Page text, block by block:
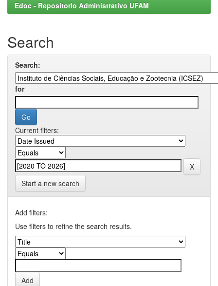
Edoc - Repositorio Administrativo UFAM
Search
Search:
for
Current filters:
Start a new search
Add filters:
Use filters to refine the search results.